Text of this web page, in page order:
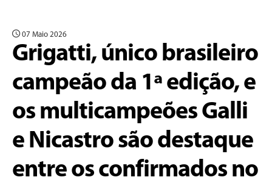
07 Maio 2026
Grigatti, único brasileiro
campeão da 1ª edição, e
os multicampeões Galli
e Nicastro são destaque
entre os confirmados no